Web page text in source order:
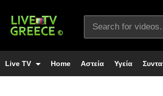
Live TV Home Αστεία Υγεία